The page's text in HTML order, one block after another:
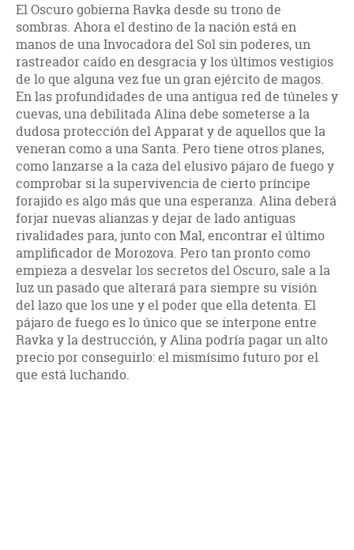
El Oscuro gobierna Ravka desde su trono de
sombras. Ahora el destino de la nación está en
manos de una Invocadora del Sol sin poderes, un
rastreador caído en desgracia y los últimos vestigios
de lo que alguna vez fue un gran ejército de magos.
En las profundidades de una antigua red de túneles y
cuevas, una debilitada Alina debe someterse a la
dudosa protección del Apparat y de aquellos que la
veneran como a una Santa. Pero tiene otros planes,
como lanzarse a la caza del elusivo pájaro de fuego y
comprobar si la supervivencia de cierto príncipe
forajido es algo más que una esperanza. Alina deberá
forjar nuevas alianzas y dejar de lado antiguas
rivalidades para, junto con Mal, encontrar el último
amplificador de Morozova. Pero tan pronto como
empieza a desvelar los secretos del Oscuro, sale a la
luz un pasado que alterará para siempre su visión
del lazo que los une y el poder que ella detenta. El
pájaro de fuego es lo único que se interpone entre
Ravka y la destrucción, y Alina podría pagar un alto
precio por conseguirlo: el mismísimo futuro por el
que está luchando.